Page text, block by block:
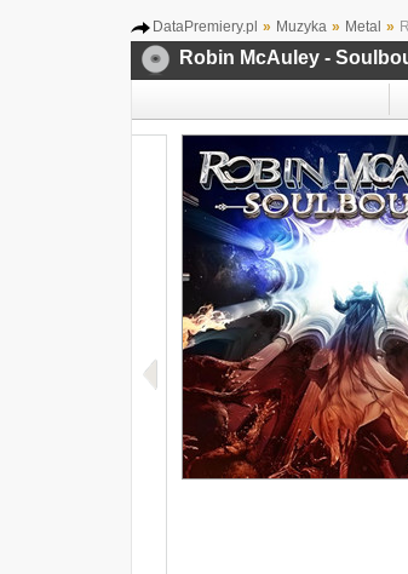
DataPremiery.pl » Muzyka » Metal »
Robin McAuley -